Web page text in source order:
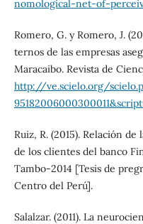
nomological-net-of-
Romero, G. y Romero, J.
ternos de las empresas
Maracaibo. Revista de
http://ve.scielo.org/
Ruiz, R. (2015). Relación
de los clientes del banco
Tambo-2014 [Tesis de
Centro del Perú].
Salalzar. (2011). La